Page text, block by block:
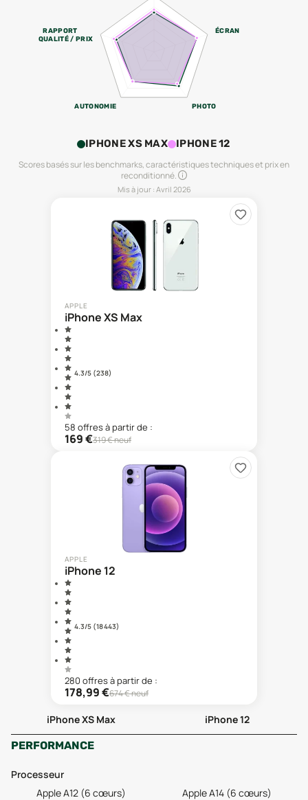
ÉCRAN
PHOTO
AUTONOMIE
RAPPORT
QUALITÉ / PRIX
IPHONE XS MAX IPHONE 12
Scores basés sur les benchmarks, caractéristiques techniques et prix en
reconditionné.
Mis à jour : Avril 2026
APPLE
iPhone XS Max
4.3/5 (238)
58 offresà partir de :
169€319€ neuf
APPLE
iPhone 12
4.3/5 (18 443)
280 offresà partir de :
178,99€674€ neuf
iPhone XS Max
iPhone 12
PERFORMANCE
Processeur
Apple A12 (6 cœurs)
Apple A14 (6 cœurs)